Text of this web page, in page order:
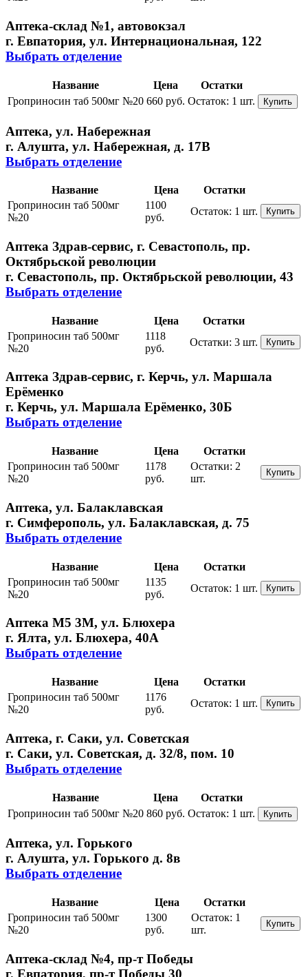
Аптека-склад №1, автовокзал
г. Евпатория, ул. Интернациональная, 122
Выбрать отделение
Название Цена
Остатки
Гроприносин таб 500мг №20 660 руб. Остаток: 1 шт. Купить
Аптека, ул. Набережная
г. Алушта, ул. Набережная, д. 17В
Выбрать отделение
Название Цена
Остатки
Гроприносин таб 500мг
№20
1100
руб.
Остаток: 1 шт. Купить
Аптека Здрав-сервис, г. Севастополь, пр.
Октябрьской революции
г. Севастополь, пр. Октябрьской революции, 43
Выбрать отделение
Название Цена
Остатки
Гроприносин таб 500мг
№20
1118
руб.
Остатки: 3 шт. Купить
Аптека Здрав-сервис, г. Керчь, ул. Маршала
Ерёменко
г. Керчь, ул. Маршала Ерёменко, 30Б
Выбрать отделение
Название Цена
Остатки
Гроприносин таб 500мг
№20
1178
руб.
Остатки: 2
шт.
Купить
Аптека, ул. Балаклавская
г. Симферополь, ул. Балаклавская, д. 75
Выбрать отделение
Название Цена
Остатки
Гроприносин таб 500мг
№20
1135
руб.
Остаток: 1 шт. Купить
Аптека М5 3М, ул. Блюхера
г. Ялта, ул. Блюхера, 40А
Выбрать отделение
Название Цена
Остатки
Гроприносин таб 500мг
№20
1176
руб.
Остаток: 1 шт. Купить
Аптека, г. Саки, ул. Советская
г. Саки, ул. Советская, д. 32/8, пом. 10
Выбрать отделение
Название Цена
Остатки
Гроприносин таб 500мг №20 860 руб. Остаток: 1 шт. Купить
Аптека, ул. Горького
г. Алушта, ул. Горького д. 8в
Выбрать отделение
Название Цена
Остатки
Гроприносин таб 500мг
№20
1300
руб.
Остаток: 1
шт.
Купить
Аптека-склад №4, пр-т Победы
г. Евпатория, пр-т Победы 30